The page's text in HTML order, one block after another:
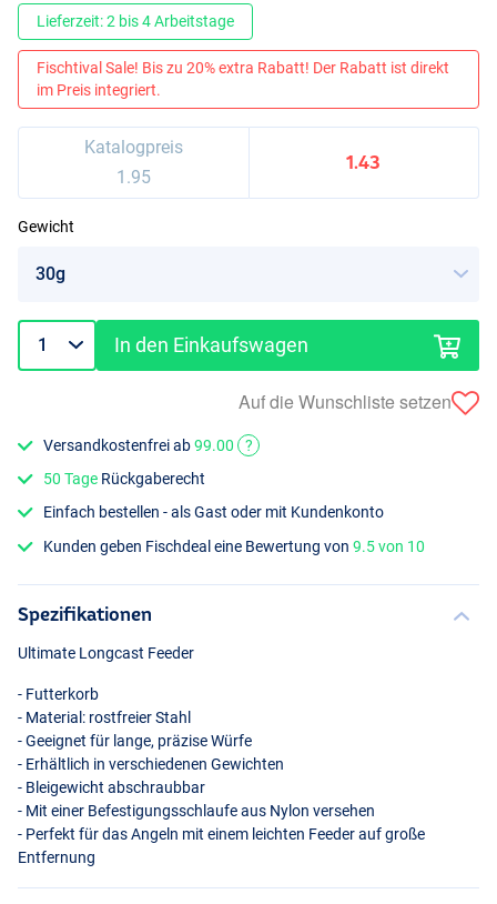
Lieferzeit: 2 bis 4 Arbeitstage
Fischtival Sale! Bis zu 20% extra Rabatt! Der Rabatt ist direkt
im Preis integriert.
Katalogpreis
1.95
1.43
Gewicht
In den Einkaufswagen
Auf die Wunschliste setzen
Versandkostenfrei ab99.00
?
50 Tage Rückgaberecht
Einfach bestellen - als Gast oder mit Kundenkonto
Kunden geben Fischdeal eine Bewertung von9.5 von 10
Spezifikationen
Ultimate Longcast Feeder
- Futterkorb
- Material: rostfreier Stahl
- Geeignet für lange, präzise Würfe
- Erhältlich in verschiedenen Gewichten
- Bleigewicht abschraubbar
- Mit einer Befestigungsschlaufe aus Nylon versehen
- Perfekt für das Angeln mit einem leichten Feeder auf große
Entfernung